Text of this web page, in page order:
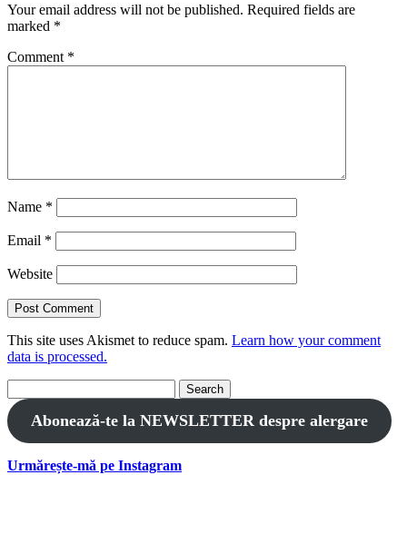
Your email address will not be published. Required fields are
marked *
Comment *
Name *
Email *
Website
This site uses Akismet to reduce spam. Learn how your comment
data is processed.
for:
Abonează-te la NEWSLETTER despre alergare
Urmărește-mă pe Instagram